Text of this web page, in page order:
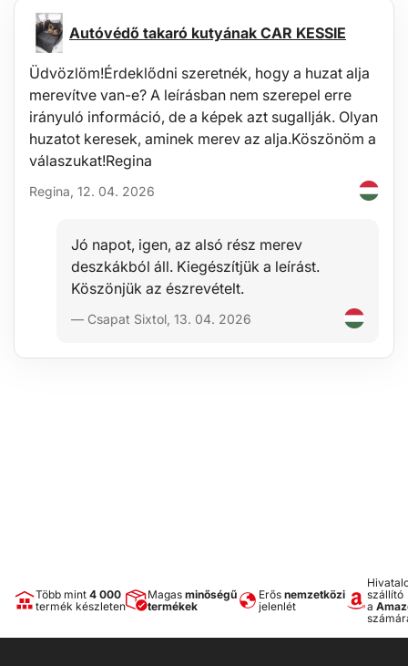
Megbízható EBS jelátvitel
Felhasználás:
A vontató és a pótkocsi EBS rendszerének összekötése
A fékek vezérlőjelek átvitele
Teherszállítás és logisztika
Járművek napi használata
A csomag tartalma:
1× spirál összekötő EBS kábel, 7 pólusú
Műszaki adatok:
• 2x aljzat:
- A csatlakozó hossza: 14,8 cm
- Belső átmérő: 42 mm
- Érintkezők száma: 7
Hossz: 3,5 m
Csomagméret: 25 x 10 x 30 cm
Autóvédő takaró kutyának CAR KESSIE
Üdvözlöm!Érdeklődni szeretnék, hogy a huzat alja
merevítve van-e? A leírásban nem szerepel erre
irányuló információ, de a képek azt sugallják. Olyan
huzatot keresek, aminek merev az alja.Köszönöm a
válaszukat!Regina
Regina, 12. 04. 2026
Jó napot, igen, az alsó rész merev
deszkákból áll. Kiegészítjük a leírást.
Köszönjük az észrevételt.
— Csapat Sixtol, 13. 04. 2026
Több mint 4 000
termék készleten
Magas minőségű
termékek
Erős nemzetközi
jelenlét
szállító
a